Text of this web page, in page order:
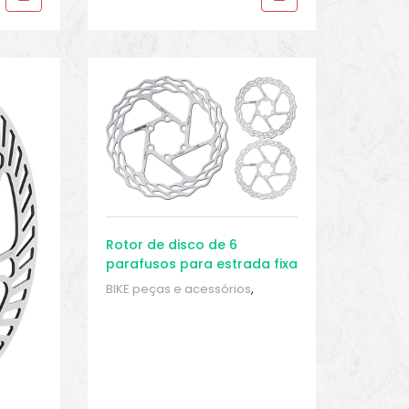
Rotor de disco de 6
parafusos para estrada fixa
Galfer Bike Wave®
BIKE peças e acessórios,